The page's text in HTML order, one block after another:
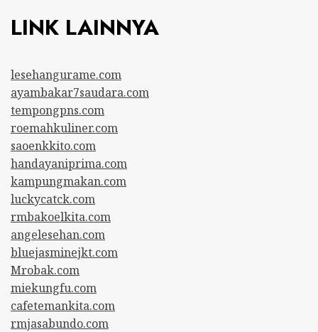
LINK LAINNYA
lesehangurame.com
ayambakar7saudara.com
tempongpns.com
roemahkuliner.com
saoenkkito.com
handayaniprima.com
kampungmakan.com
luckycatck.com
rmbakoelkita.com
angelesehan.com
bluejasminejkt.com
Mrobak.com
miekungfu.com
cafetemankita.com
rmjasabundo.com